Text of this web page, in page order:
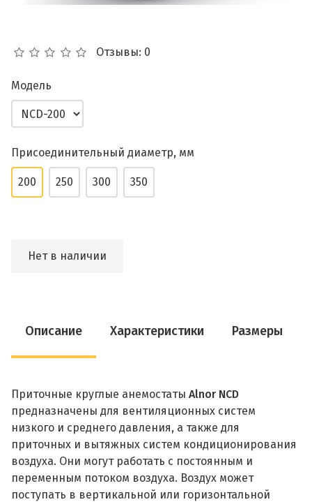
Отзывы: 0
Модель
Присоединительный диаметр, мм
200 250 300 350
Нет в наличии
Описание Характеристики Размеры
Приточные круглые анемостаты Alnor NCD
предназначены для вентиляционных систем
низкого и среднего давления, а также для
приточных и вытяжных систем кондиционирования
воздуха. Они могут работать с постоянным и
переменным потоком воздуха. Воздух может
поступать в вертикальной или горизонтальной